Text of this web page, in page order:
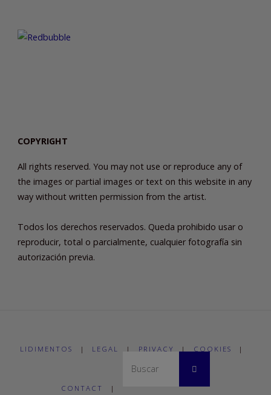
COPYRIGHT
All rights reserved. You may not use or reproduce any of
the images or partial images or text on this website in any
way without written permission from the artist.
Todos los derechos reservados. Queda prohibido usar o
reproducir, total o parcialmente, cualquier fotografía sin
autorización previa.
LIDIMENTOS | LEGAL | PRIVACY | COOKIES |
CONTACT |
Buscar